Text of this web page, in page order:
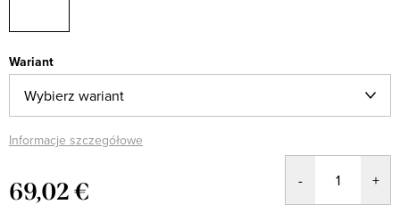
Wariant
Informacje szczegółowe
69,02 €